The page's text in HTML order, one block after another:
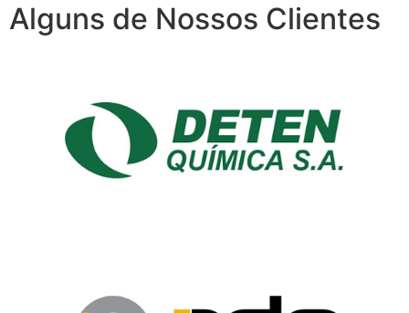
Alguns de Nossos Clientes